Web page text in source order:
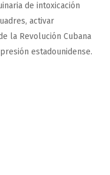
de intoxicación
activar
la Revolución Cubana
estadounidense.